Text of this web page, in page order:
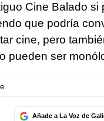
Cine Balado si
que podría
cine, pero
pueden ser
Añade a La Voz de